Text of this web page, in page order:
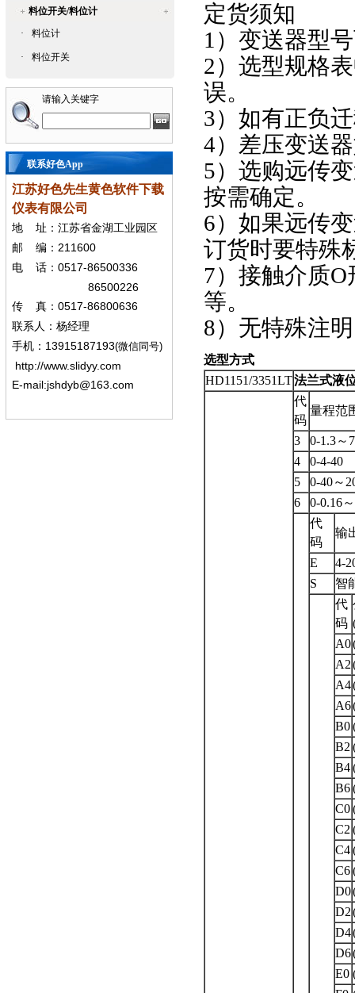
料位开关/料位计
·
料位计
· 料位开关
请输入关键字
联系好色App
江苏好色先生黄色软件下载
仪表有限公司
地
址：江苏省金湖工业园区
邮
编： 211600
电 话： 0517-86500336
86500226
传 真： 0517-86800636
联系人：杨经理
手机 ： 13915187193(微信同号)
http://www.slidyy.com
E-mail:jshdyb@163.com
定货须知
1）变送器型号
2）选型规格表
误。
3）如有正负迁
4）差压变送器
5）选购远传变
按需确定。
6）如果远传变
订货时要特殊标明
7）接触介质
等。
8）无特殊注明
选型方式
HD1151/3351LT法兰式液
代
码
量程范
3
0-1.3～
4
0-4-40
5
0-40～
6
0-0.16
代
码
输
E
4-
S
智
代
码
A0
A2
A4
A6
B0
B2
B4
B6
C0
C2
C4
C6
D0
D2
D4
D6
E0